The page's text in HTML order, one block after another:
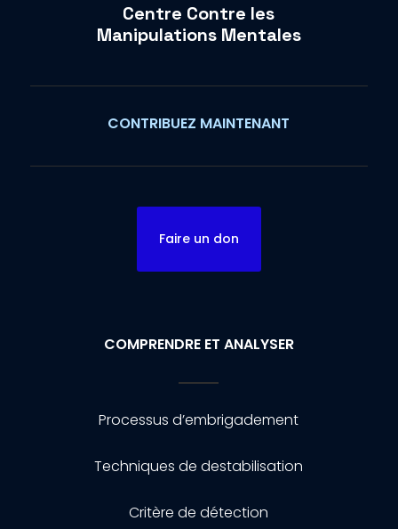
Centre Contre les
Manipulations Mentales
CONTRIBUEZ MAINTENANT
Faire un don
COMPRENDRE ET ANALYSER
Processus d’embrigadement
Techniques de destabilisation
Critère de détection